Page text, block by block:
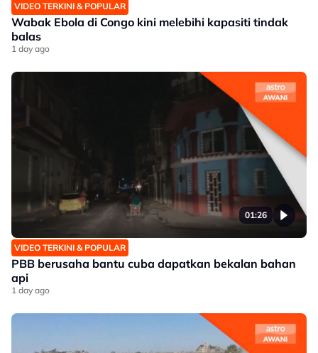
VIDEO TERKINI & POPULAR
Wabak Ebola di Congo kini melebihi kapasiti tindak
balas
1 day ago
01:26
VIDEO TERKINI & POPULAR
PBB berusaha bantu cuba dapatkan bekalan bahan
api
1 day ago